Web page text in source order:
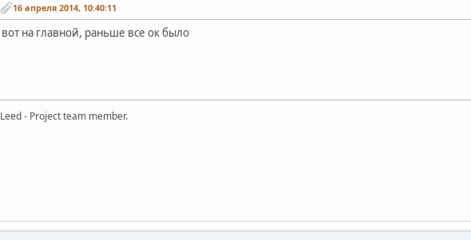
16 апреля 2014, 10:40:11
вот на главной, раньше все ок было
Leed - Project team member.